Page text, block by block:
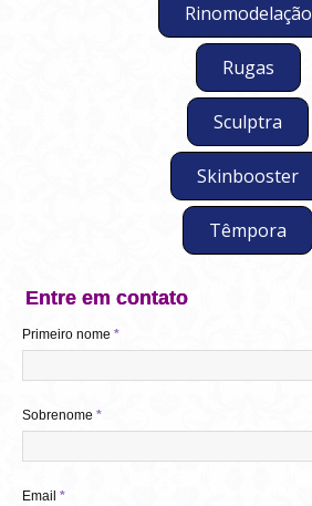
Rinomodelação
Rugas
Sculptra
Skinbooster
Têmpora
Entre em contato
Primeiro nome *
Sobrenome *
Email *